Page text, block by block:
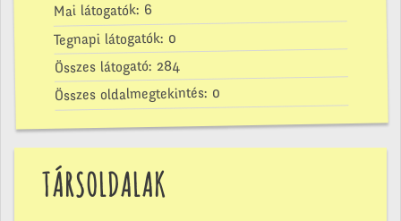
Mai látogatók: 6
Tegnapi látogatók: 0
Összes látogató: 284
Összes oldalmegtekintés: 0
TÁRSOLDALAK